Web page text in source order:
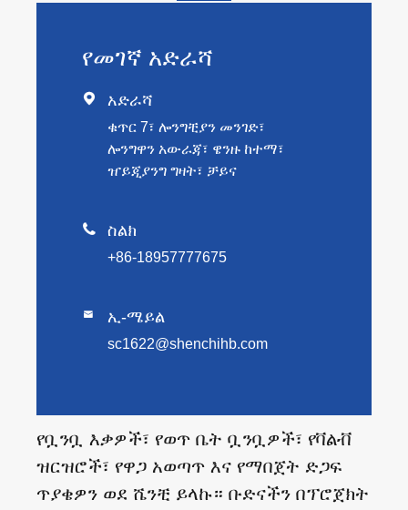
የመገኛ አድራሻ
 አድራሻ
ቁጥር 7፣ ሎንግቺያን መንገድ፣
ሎንግዋን አውራጃ፣ ዌንዙ ከተማ፣
ዠይጂያንግ ግዛት፣ ቻይና
 ስልክ
+86-18957777675
 ኢ-ሜይል
sc1622@shenchihb.com
የቧንቧ እቃዎች፣ የወጥ ቤት ቧንቧዎች፣ የቫልቭ
ዝርዝሮች፣ የዋጋ አወጣጥ እና የማበጀት ድጋፍ
ጥያቄዎን ወደ ሼንቺ ይላኩ። ቡድናችን በፕሮጀክት